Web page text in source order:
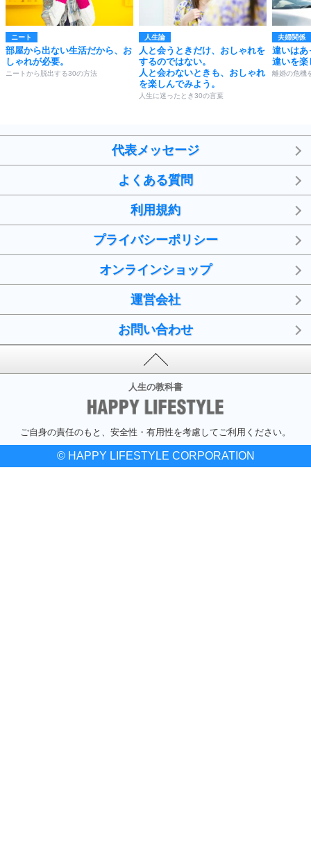
ニート
部屋から出ない生活だから、お
しゃれが必要。
ニートから脱出する30の方法
人生論
人と会うときだけ、おしゃれを
するのではない。
人と会わないときも、おしゃれ
を楽しんでみよう。
人生に迷ったとき30の言葉
夫婦関係
違いはあ
違いを楽
離婚の危機
代表メッセージ
よくある質問
利用規約
プライバシーポリシー
オンラインショップ
運営会社
お問い合わせ
人生の教科書
ご自身の責任のもと、安全性・有用性を考慮してご利用ください。
© HAPPY LIFESTYLE CORPORATION